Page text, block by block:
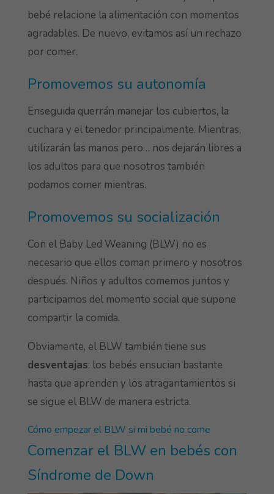
bebé relacione la alimentación con momentos
agradables. De nuevo, evitamos así un rechazo
por comer.
Promovemos su autonomía
Enseguida querrán manejar los cubiertos, la
cuchara y el tenedor principalmente. Mientras,
utilizarán las manos pero… nos dejarán libres a
los adultos para que nosotros también
podamos comer mientras.
Promovemos su socialización
Con el Baby Led Weaning (BLW) no es
necesario que ellos coman primero y nosotros
después. Niños y adultos comemos juntos y
participamos del momento social que supone
compartir la comida.
Obviamente, el BLW también tiene sus
desventajas: los bebés ensucian bastante
hasta que aprenden y los atragantamientos si
se sigue el BLW de manera estricta.
Cómo empezar el BLW si mi bebé no come
Comenzar el BLW en bebés con
Síndrome de Down